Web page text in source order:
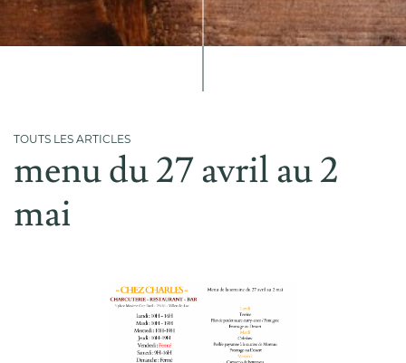
Accueil
TOUTS LES ARTICLES
menu du 27 avril au 2
mai